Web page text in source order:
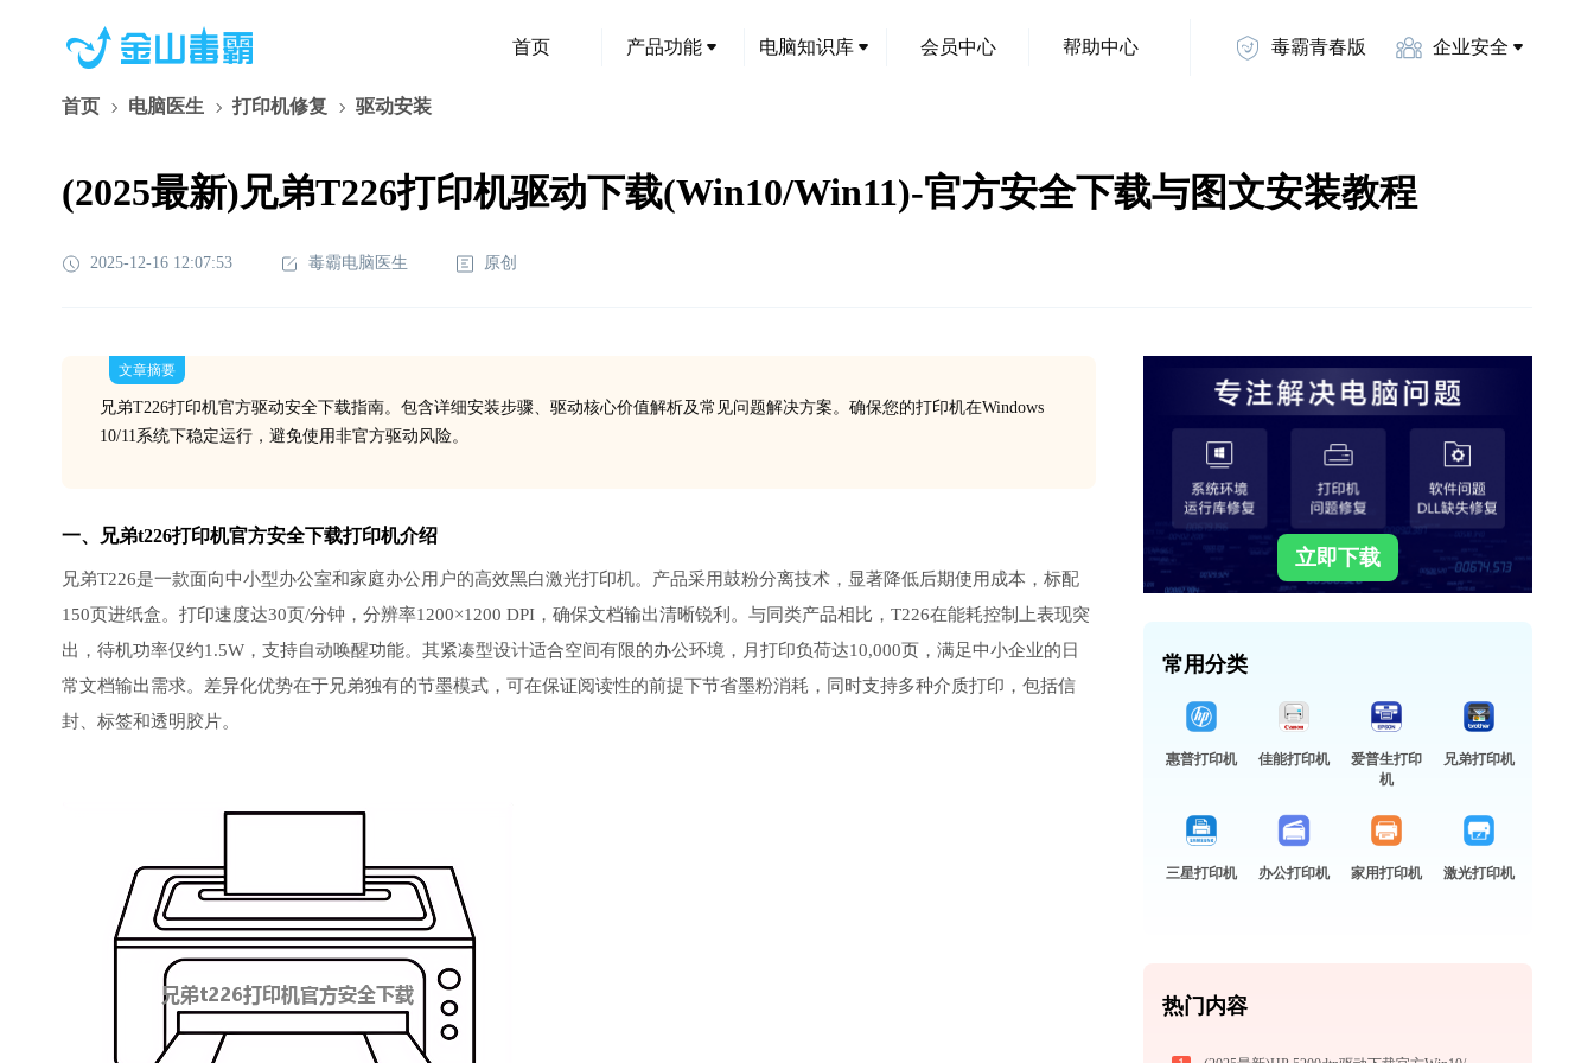
首页 产品功能 电脑知识库 会员中心 帮助中心 毒霸青春版 企业安全
首页 电脑医生 打印机修复 驱动安装
(2025最新)兄弟T226打印机驱动下载(Win10/Win11)-官方安全下载与图文安装教程
2025-12-16 12:07:53 毒霸电脑医生 原创
文章摘要
兄弟T226打印机官方驱动安全下载指南。包含详细安装步骤、驱动核心价值解析及常见问题解决方案。确保您的打印机在Windows
10/11系统下稳定运行，避免使用非官方驱动风险。
一、兄弟t226打印机官方安全下载打印机介绍
兄弟T226是一款面向中小型办公室和家庭办公用户的高效黑白激光打印机。产品采用鼓粉分离技术，显著降低后期使用成本，标配
150页进纸盒。打印速度达30页/分钟，分辨率1200×1200 DPI，确保文档输出清晰锐利。与同类产品相比，T226在能耗控制上表现突
出，待机功率仅约1.5W，支持自动唤醒功能。其紧凑型设计适合空间有限的办公环境，月打印负荷达10,000页，满足中小企业的日
常文档输出需求。差异化优势在于兄弟独有的节墨模式，可在保证阅读性的前提下节省墨粉消耗，同时支持多种介质打印，包括信
封、标签和透明胶片。
立即下载
常用分类
惠普打印机 佳能打印机
爱普生打印
机
兄弟打印机
三星打印机 办公打印机 家用打印机 激光打印机
热门内容